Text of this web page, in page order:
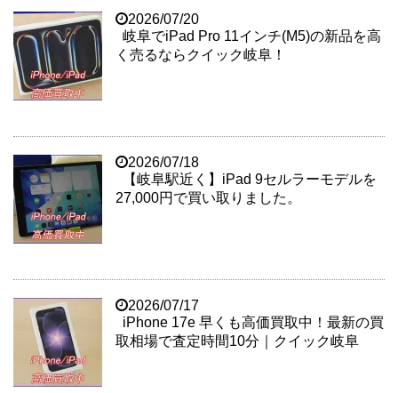
2026/07/20
岐阜でiPad Pro 11インチ(M5)の新品を高
く売るならクイック岐阜！
2026/07/18
【岐阜駅近く】iPad 9セルラーモデルを
27,000円で買い取りました。
2026/07/17
iPhone 17e 早くも高価買取中！最新の買
取相場で査定時間10分｜クイック岐阜